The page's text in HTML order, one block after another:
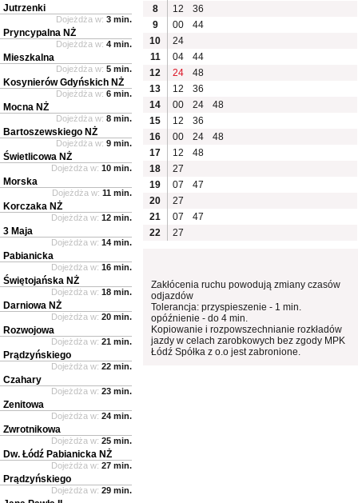
8
12
36
9
00
44
10
24
11
04
44
12
24
48
13
12
36
14
00 24
48
15
12
36
16
00 24
48
17
12
48
18
27
19
07
47
20
27
21
07
47
22
27
Zakłócenia ruchu powodują zmiany czasów
odjazdów
Tolerancja: przyspieszenie - 1 min.
opóźnienie - do 4 min.
Kopiowanie i rozpowszechnianie rozkładów
jazdy w celach zarobkowych bez zgody MPK
Łódź Spółka z o.o jest zabronione.
Jutrzenki
Dojeżdża w: 3 min.
Pryncypalna NŻ
Dojeżdża w: 4 min.
Mieszkalna
Dojeżdża w: 5 min.
Kosynierów Gdyńskich NŻ
Dojeżdża w: 6 min.
Mocna NŻ
Dojeżdża w: 8 min.
Bartoszewskiego NŻ
Dojeżdża w: 9 min.
Świetlicowa NŻ
Dojeżdża w: 10 min.
Morska
Dojeżdża w: 11 min.
Korczaka NŻ
Dojeżdża w: 12 min.
3 Maja
Dojeżdża w: 14 min.
Pabianicka
Dojeżdża w: 16 min.
Świętojańska NŻ
Dojeżdża w: 18 min.
Darniowa NŻ
Dojeżdża w: 20 min.
Rozwojowa
Dojeżdża w: 21 min.
Prądzyńskiego
Dojeżdża w: 22 min.
Czahary
Dojeżdża w: 23 min.
Zenitowa
Dojeżdża w: 24 min.
Zwrotnikowa
Dojeżdża w: 25 min.
Dw. Łódź Pabianicka NŻ
Dojeżdża w: 27 min.
Prądzyńskiego
Dojeżdża w: 29 min.